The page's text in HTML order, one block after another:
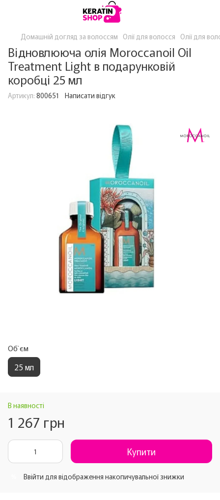
Домашній догляд за волоссям Олії для волосся Олії для
Відновлююча олія Moroccanoil Oil
Treatment Light в подарунковій
коробці 25 мл
Артикул: 800651 Написати відгук
Об`єм
25 мл
В наявності
1 267 грн
Купити
Ввійти для відображення накопичувальної знижки